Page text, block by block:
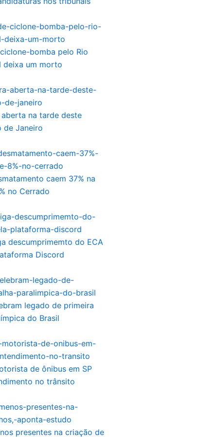
bomba pelo Rio
deixa um morto
aberta na tarde deste
de Janeiro
caem 37% na
no Cerrado
descumprimemto do ECA
Discord
legado de primeira
do Brasil
de ônibus em SP
no trânsito
presentes na criação de